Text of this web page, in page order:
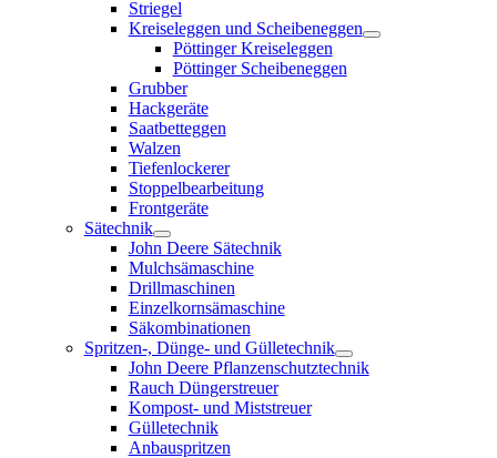
Striegel
Kreiseleggen und Scheibeneggen
Pöttinger Kreiseleggen
Pöttinger Scheibeneggen
Grubber
Hackgeräte
Saatbetteggen
Walzen
Tiefenlockerer
Stoppelbearbeitung
Frontgeräte
Sätechnik
John Deere Sätechnik
Mulchsämaschine
Drillmaschinen
Einzelkornsämaschine
Säkombinationen
Spritzen-, Dünge- und Gülletechnik
John Deere Pflanzenschutztechnik
Rauch Düngerstreuer
Kompost- und Miststreuer
Gülletechnik
Anbauspritzen